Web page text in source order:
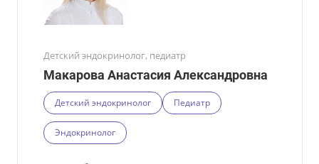
Детский эндокринолог, педиатр
Макарова Анастасия Александровна
Детский эндокринолог Педиатр
Эндокринолог